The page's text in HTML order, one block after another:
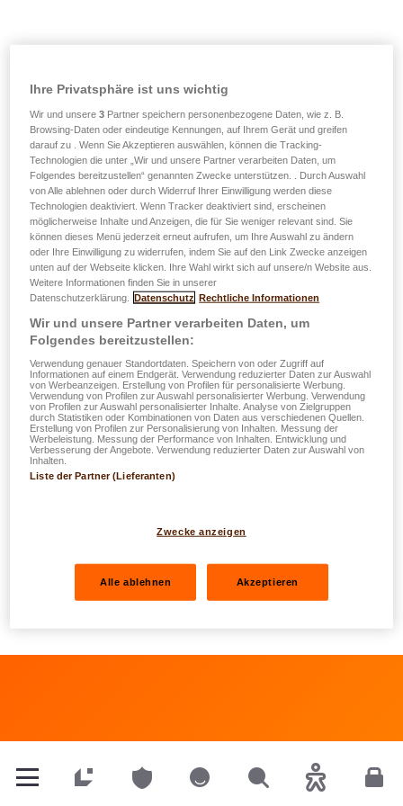
PrivatkundenPrivatkundenPrivatkundenSuchen
Ihre Sicherheit zählt! Die Verordnung über den Schutz
personenbezogener Daten schützt das Privatleben und die
Rechte des Einzelnen, was auch ein vorrangiges Anliegen
der LALUX Gruppe ist.
Nachfolgend finden Sie eine Übersicht über die
Maßnahmen, die wir innerhalb aller Unternehmen unserer
Unternehmensgruppe – LALUX Assurances, LALUX
Assurances-Vie, DKV Luxembourg und APROBAT LALUX
Assurances – anwenden. Die Grundsätze unserer
Datenschutzpolitik, nach der wir uns stets richten, können
Sie unten nachlesen.
Entdecken Sie dieDatenschutzerklärung der LALUX
Gruppe
Sehen Sie sich dieDatenschutzerklärung bezüglich
Ihre Privatsphäre ist uns wichtig
Wir und unsere3 Partner speichern personenbezogene Daten, wie z. B.
Browsing-Daten oder eindeutige Kennungen, auf Ihrem Gerät und greifen
darauf zu . Wenn Sie Akzeptieren auswählen, können die Tracking-
Technologien die unter „Wir und unsere Partner verarbeiten Daten, um
Folgendes bereitzustellen“ genannten Zwecke unterstützen. . Durch Auswahl
von Alle ablehnen oder durch Widerruf Ihrer Einwilligung werden diese
Technologien deaktiviert. Wenn Tracker deaktiviert sind, erscheinen
möglicherweise Inhalte und Anzeigen, die für Sie weniger relevant sind. Sie
können dieses Menü jederzeit erneut aufrufen, um Ihre Auswahl zu ändern
oder Ihre Einwilligung zu widerrufen, indem Sie auf den Link Zwecke anzeigen
unten auf der Webseite klicken. Ihre Wahl wirkt sich auf unsere/n Website aus.
Weitere Informationen finden Sie in unserer
Datenschutzerklärung.
Datenschutz Rechtliche Informationen
Wir und unsere Partner verarbeiten Daten, um
Folgendes bereitzustellen:
Verwendung genauer Standortdaten. Speichern von oder Zugriff auf
Informationen auf einem Endgerät. Verwendung reduzierter Daten zur Auswahl
von Werbeanzeigen. Erstellung von Profilen für personalisierte Werbung.
Verwendung von Profilen zur Auswahl personalisierter Werbung. Verwendung
von Profilen zur Auswahl personalisierter Inhalte. Analyse von Zielgruppen
durch Statistiken oder Kombinationen von Daten aus verschiedenen Quellen.
Erstellung von Profilen zur Personalisierung von Inhalten. Messung der
Werbeleistung. Messung der Performance von Inhalten. Entwicklung und
Verbesserung der Angebote. Verwendung reduzierter Daten zur Auswahl von
Inhalten.
Liste der Partner (Lieferanten)
Zwecke anzeigen
Alle ablehnen Akzeptieren